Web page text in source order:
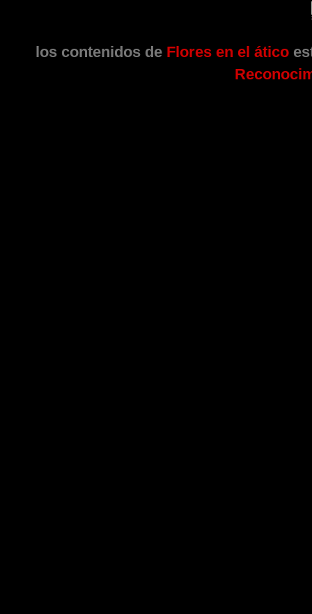
los contenidos de Flores en el ático